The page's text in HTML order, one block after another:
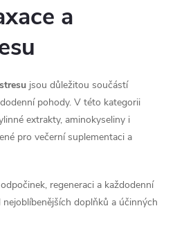
a
jsou důležitou součástí
pohody. V této kategorii
extrakty, aminokyseliny i
pro večerní suplementaci a
regeneraci a každodenní
doplňků a účinných